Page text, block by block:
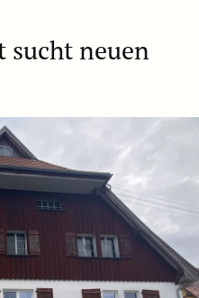
sucht neuen